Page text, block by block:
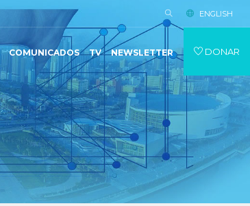
ENGLISH
COMUNICADOS TV NEWSLETTER DONAR